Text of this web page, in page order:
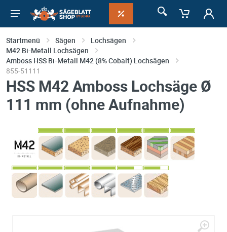
Startmenü Sägen
Lochsägen
M42 Bi-Metall Lochsägen
Amboss HSS Bi-Metall M42 (8% Cobalt) Lochsägen
855-51111
HSS M42 Amboss Lochsäge Ø
111 mm (ohne Aufnahme)